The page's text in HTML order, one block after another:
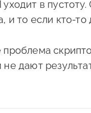
в
и то если кто-
проблема
не дают